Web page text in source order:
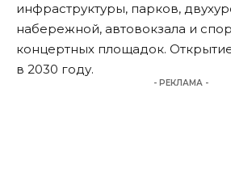
инфраструктуры, парков,
набережной, автовокзала и
концертных площадок.
в 2030 году.
- РЕКЛАМА -